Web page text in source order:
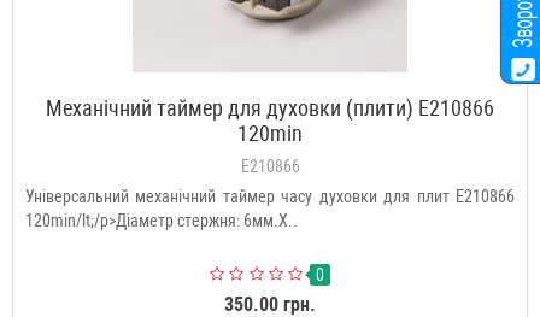
Механічний таймер для духовки (плити) E210866
120min
E210866
Універсальний механічний таймер часу духовки для плит E210866
120min/lt;/p>Діаметр стержня: 6мм.Х..
0
350.00 грн.